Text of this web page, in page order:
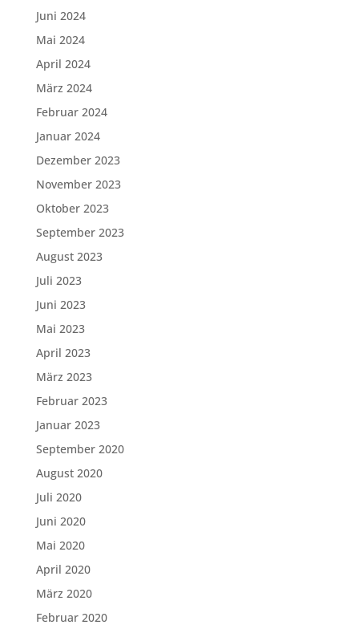
Juni 2024
Mai 2024
April 2024
März 2024
Februar 2024
Januar 2024
Dezember 2023
November 2023
Oktober 2023
September 2023
August 2023
Juli 2023
Juni 2023
Mai 2023
April 2023
März 2023
Februar 2023
Januar 2023
September 2020
August 2020
Juli 2020
Juni 2020
Mai 2020
April 2020
März 2020
Februar 2020